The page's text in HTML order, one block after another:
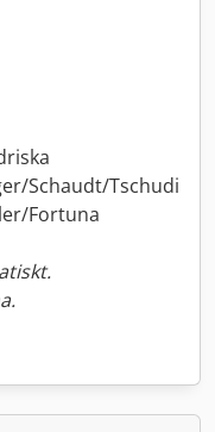
Schaudt/Tschudi
Fortuna